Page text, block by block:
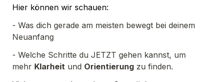
Hier können wir schauen:
- Was dich gerade am meisten bewegt bei deinem
Neuanfang
- Welche Schritte du JETZT gehen kannst, um
mehr Klarheit und Orientierung zu finden.